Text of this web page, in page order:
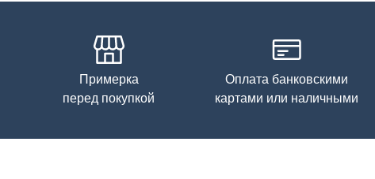
Примерка
перед покупкой
Оплата банковскими
картами или наличными